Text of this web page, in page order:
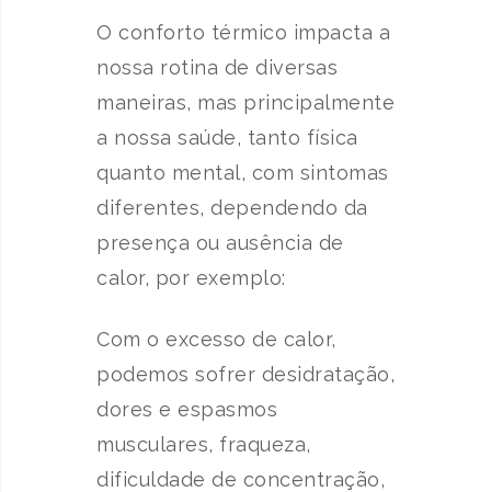
O conforto térmico impacta a
nossa rotina de diversas
maneiras, mas principalmente
a nossa saúde, tanto física
quanto mental, com sintomas
diferentes, dependendo da
presença ou ausência de
calor, por exemplo:
Com o excesso de calor,
podemos sofrer desidratação,
dores e espasmos
musculares, fraqueza,
dificuldade de concentração,